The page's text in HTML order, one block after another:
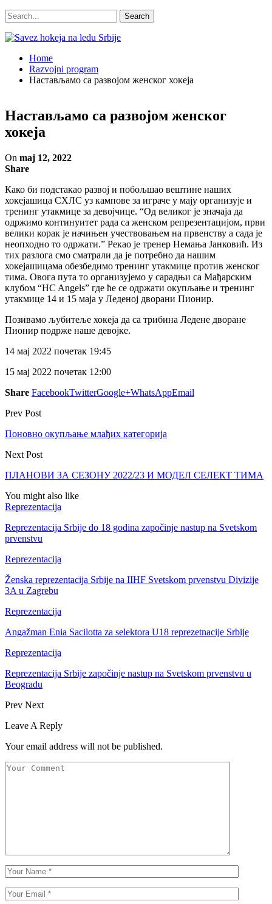
Home
Razvojni program
Настављамо са развојом женског хокеја
Настављамо са развојом женског
хокеја
On maj 12, 2022
Share
Како би подстакао развој и побољшао вештине наших
хокејашица СХЛС уз кампове за играче у мају организује и
тренинг утакмице за девојчице. “Од великог је значаја да
одржимо континуитет рада са женском репрезентацијом, први
велики корак је начињен учествовањем на првенству а сада је
неопходно то одржати.” Рекао је тренер Немања Јанковић. Из
тих разлога смо сматрали да је потребно да нашим
хокејашицама обезбедимо тренинг утакмице против женског
тима. Овога пута то организујемо у сарадњи са Мађарским
клубом “HC Angels” где ће се одржати окупљање и тренинг
утакмице 14 и 15 маја у Леденој дворани Пионир.
Позивамо љубитеље хокеја да са трибина Ледене дворане
Пионир подрже наше девојке.
14 мај 2022 почетак 19:45
15 мај 2022 почетак 12:00
Share FacebookTwitterGoogle+WhatsAppEmail
Prev Post
Поновно окупљање млађих категорија
Next Post
ПЛАНОВИ ЗА СЕЗОНУ 2022/23 И МОДЕЛ СЕЛЕКТ ТИМА
You might also like
Reprezentacija
Reprezentacija Srbije do 18 godina započinje nastup na Svetskom
prvenstvu
Reprezentacija
Ženska reprezentacija Srbije na IIHF Svetskom prvenstvu Divizije
3A u Zagrebu
Reprezentacija
Angažman Enia Sacilotta za selektora U18 reprezetnacije Srbije
Reprezentacija
Reprezentacija Srbije započinje nastup na Svetskom prvenstvu u
Beogradu
Prev Next
Leave A Reply
Your email address will not be published.